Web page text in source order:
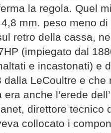
la regola. Quel
mm. peso meno
retro della cassa,
(impiegato dal
e incastonati) e
dalla LeCoultre e che
anche l’erede
direttore tecnico
collocato i